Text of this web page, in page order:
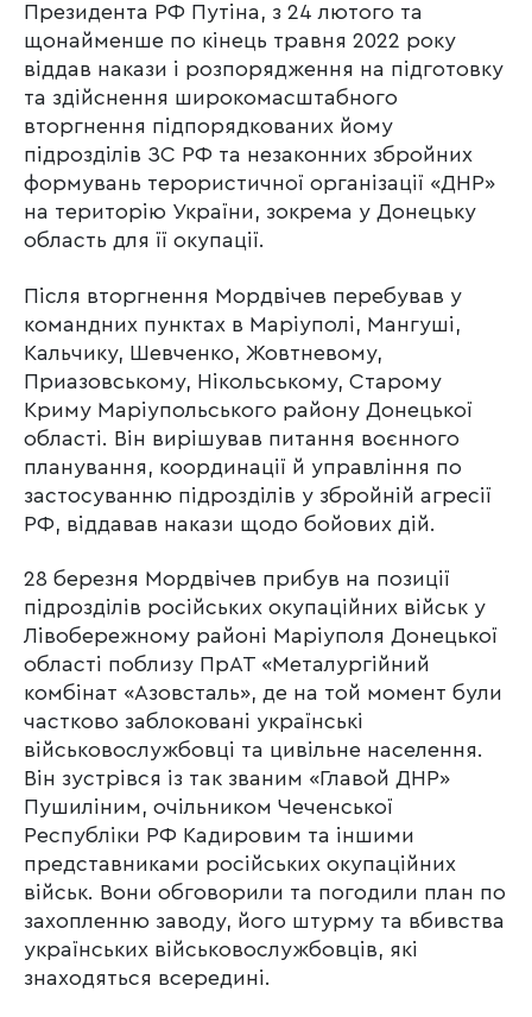
Президента РФ Путіна, з 24 лютого та
щонайменше по кінець травня 2022 року
віддав накази і розпорядження на підготовку
та здійснення широкомасштабного
вторгнення підпорядкованих йому
підрозділів ЗС РФ та незаконних збройних
формувань терористичної організації «ДНР»
на територію України, зокрема у Донецьку
область для її окупації.
Після вторгнення Мордвічев перебував у
командних пунктах в Маріуполі, Мангуші,
Кальчику, Шевченко, Жовтневому,
Приазовському, Нікольському, Старому
Криму Маріупольського району Донецької
області. Він вирішував питання воєнного
планування, координації й управління по
застосуванню підрозділів у збройній агресії
РФ, віддавав накази щодо бойових дій.
28 березня Мордвічев прибув на позиції
підрозділів російських окупаційних військ у
Лівобережному районі Маріуполя Донецької
області поблизу ПрАТ «Металургійний
комбінат «Азовсталь», де на той момент були
частково заблоковані українські
військовослужбовці та цивільне населення.
Він зустрівся із так званим «Главой ДНР»
Пушиліним, очільником Чеченської
Республіки РФ Кадировим та іншими
представниками російських окупаційних
військ. Вони обговорили та погодили план по
захопленню заводу, його штурму та вбивства
українських військовослужбовців, які
знаходяться всередині.